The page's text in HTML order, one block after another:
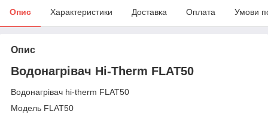
Опис Характеристики Доставка Оплата Умови
Опис
Водонагрівач Hi-Therm FLAT50
Водонагрівач hi-therm FLAT50
Модель FLAT50